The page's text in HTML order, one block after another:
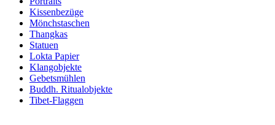
Kissenbezüge
Mönchstaschen
Thangkas
Statuen
Lokta Papier
Klangobjekte
Gebetsmühlen
Buddh. Ritualobjekte
Tibet-Flaggen